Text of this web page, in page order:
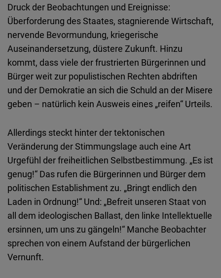
Druck der Beobachtungen und Ereignisse:
Überforderung des Staates, stagnierende Wirtschaft,
nervende Bevormundung, kriegerische
Auseinandersetzung, düstere Zukunft. Hinzu
kommt, dass viele der frustrierten Bürgerinnen und
Bürger weit zur populistischen Rechten abdriften
und der Demokratie an sich die Schuld an der Misere
geben – natürlich kein Ausweis eines „reifen“ Urteils.
Allerdings steckt hinter der tektonischen
Veränderung der Stimmungslage auch eine Art
Urgefühl der freiheitlichen Selbstbestimmung. „Es ist
genug!“ Das rufen die Bürgerinnen und Bürger dem
politischen Establishment zu. „Bringt endlich den
Laden in Ordnung!“ Und: „Befreit unseren Staat von
all dem ideologischen Ballast, den linke Intellektuelle
ersinnen, um uns zu gängeln!“ Manche Beobachter
sprechen von einem Aufstand der bürgerlichen
Vernunft.